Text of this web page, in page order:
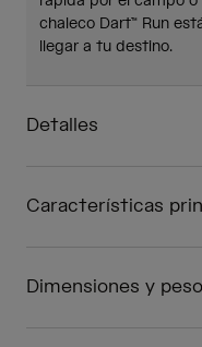
chaleco Dart™ Run
llegar a tu destino.
Detalles
Características
Dimensiones y peso